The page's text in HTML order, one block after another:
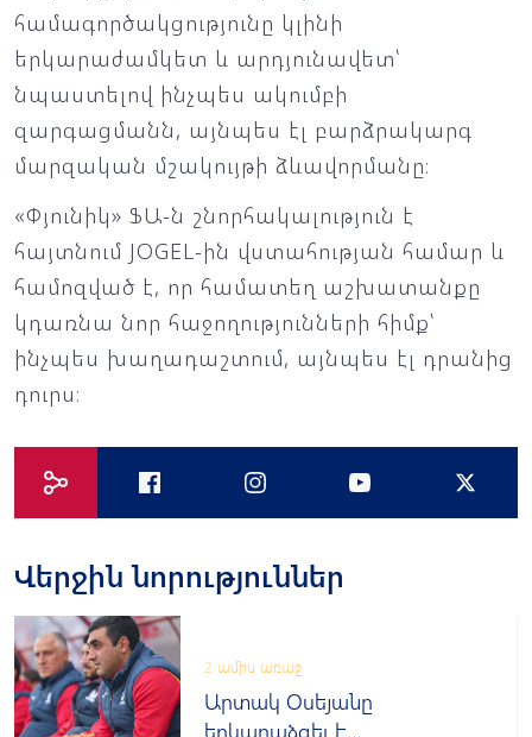
համագործակցությունը կլինի
երկարաժամկետ և արդյունավետ՝
նպաստելով ինչպես ակումբի
զարգացմանն, այնպես էլ բարձրակարգ
մարզական մշակույթի ձևավորմանը։
«Փյունիկ» ՖԱ-ն շնորհակալություն է
հայտնում JOGEL-ին վստահության համար և
համոզված է, որ համատեղ աշխատանքը
կդառնա նոր հաջողությունների հիմք՝
ինչպես խաղադաշտում, այնպես էլ դրանից
դուրս։
Վերջին նորություններ
2 ամիս առաջ
Արտակ Օսեյանը
երկարաձգել է